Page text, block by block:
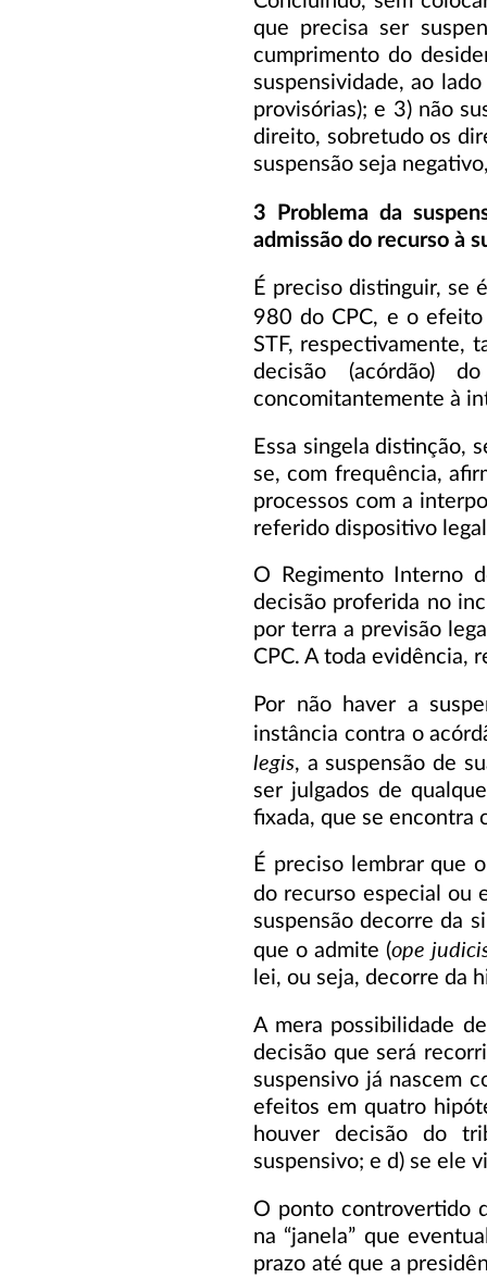
que precisa ser
cumprimento do
suspensividade, ao
provisórias); e 3) não
direito, sobretudo os
suspensão seja
3 Problema da
admissão do recurso à
É preciso distinguir, se
980 do CPC, e o
STF, respectivamente,
decisão (acórdão)
concomitantemente à
Essa singela distinção,
se, com frequência,
processos com a
referido dispositivo
O Regimento Interno
decisão proferida no
por terra a previsão
CPC. A toda evidência,
Por não haver a
instância contra o
legis, a suspensão de
ser julgados de
fixada, que se encontra
É preciso lembrar que
do recurso especial ou
suspensão decorre da
que o admite (ope
lei, ou seja, decorre da
A mera possibilidade
decisão que será
suspensivo já nascem
efeitos em quatro
houver decisão do
suspensivo; e d) se ele
O ponto controvertido
na “janela” que
prazo até que a